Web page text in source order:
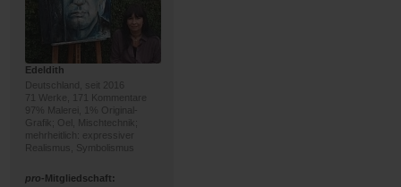
Edeldith
Deutschland, seit 2016
71 Werke, 171 Kommentare
97% Malerei, 1% Original-
Grafik; Oel, Mischtechnik;
mehrheitlich: expressiver
Realismus, Symbolismus
pro-Mitgliedschaft: